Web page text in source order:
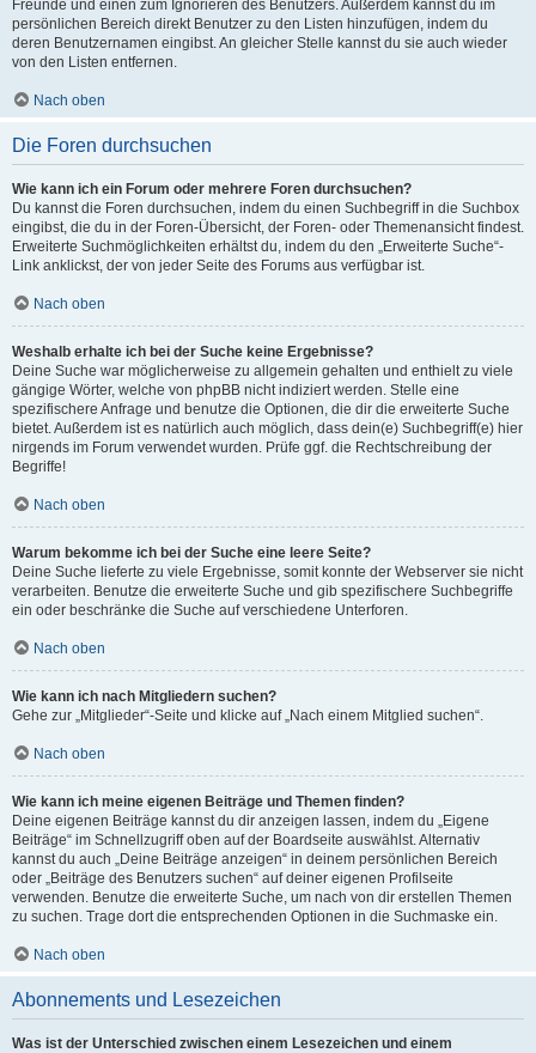
Freunde und einen zum Ignorieren des Benutzers. Außerdem kannst du im
persönlichen Bereich direkt Benutzer zu den Listen hinzufügen, indem du
deren Benutzernamen eingibst. An gleicher Stelle kannst du sie auch wieder
von den Listen entfernen.
Nach oben
Die Foren durchsuchen
Wie kann ich ein Forum oder mehrere Foren durchsuchen?
Du kannst die Foren durchsuchen, indem du einen Suchbegriff in die Suchbox
eingibst, die du in der Foren-Übersicht, der Foren- oder Themenansicht findest.
Erweiterte Suchmöglichkeiten erhältst du, indem du den „Erweiterte Suche“-
Link anklickst, der von jeder Seite des Forums aus verfügbar ist.
Nach oben
Weshalb erhalte ich bei der Suche keine Ergebnisse?
Deine Suche war möglicherweise zu allgemein gehalten und enthielt zu viele
gängige Wörter, welche von phpBB nicht indiziert werden. Stelle eine
spezifischere Anfrage und benutze die Optionen, die dir die erweiterte Suche
bietet. Außerdem ist es natürlich auch möglich, dass dein(e) Suchbegriff(e) hier
nirgends im Forum verwendet wurden. Prüfe ggf. die Rechtschreibung der
Begriffe!
Nach oben
Warum bekomme ich bei der Suche eine leere Seite?
Deine Suche lieferte zu viele Ergebnisse, somit konnte der Webserver sie nicht
verarbeiten. Benutze die erweiterte Suche und gib spezifischere Suchbegriffe
ein oder beschränke die Suche auf verschiedene Unterforen.
Nach oben
Wie kann ich nach Mitgliedern suchen?
Gehe zur „Mitglieder“-Seite und klicke auf „Nach einem Mitglied suchen“.
Nach oben
Wie kann ich meine eigenen Beiträge und Themen finden?
Deine eigenen Beiträge kannst du dir anzeigen lassen, indem du „Eigene
Beiträge“ im Schnellzugriff oben auf der Boardseite auswählst. Alternativ
kannst du auch „Deine Beiträge anzeigen“ in deinem persönlichen Bereich
oder „Beiträge des Benutzers suchen“ auf deiner eigenen Profilseite
verwenden. Benutze die erweiterte Suche, um nach von dir erstellen Themen
zu suchen. Trage dort die entsprechenden Optionen in die Suchmaske ein.
Nach oben
Abonnements und Lesezeichen
Was ist der Unterschied zwischen einem Lesezeichen und einem